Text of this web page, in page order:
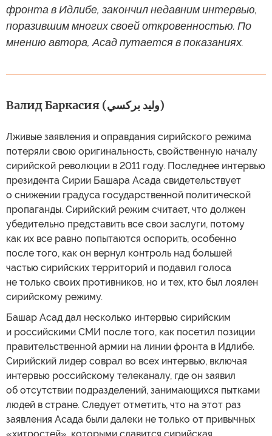
фронта в Идлибе, закончил недавним интервью,
поразившим многих своей откровенностью. По
мнению автора, Асад путается в показаниях.
Валид Баркасия (وليد بركسي)
Лживые заявления и оправдания сирийского режима
потеряли свою оригинальность, свойственную началу
сирийской революции в 2011 году. Последнее интервью
президента Сирии Башара Асада свидетельствует
о снижении градуса государственной политической
пропаганды. Сирийский режим считает, что должен
убедительно представить все свои заслуги, потому
как их все равно попытаются оспорить, особенно
после того, как он вернул контроль над большей
частью сирийских территорий и подавил голоса
не только своих противников, но и тех, кто был лоялен
сирийскому режиму.
Башар Асад дал несколько интервью сирийским
и российскими СМИ после того, как посетил позиции
правительственной армии на линии фронта в Идлибе.
Сирийский лидер соврал во всех интервью, включая
интервью российскому телеканалу, где он заявил
об отсутствии подразделений, занимающихся пытками
людей в стране. Следует отметить, что на этот раз
заявления Асада были далеки не только от привычных
«хитростей», которыми славится сирийская